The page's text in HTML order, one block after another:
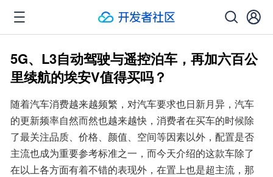
5G、L3自动驾驶与遥控泊车，再加六百公
里续航的埃安V值得买吗？
随着汽车消费越来越频繁，对汽车要求也日新月异，汽车
的更新频率自然而然也越来越快，消费者在买车的时候除
了最关注品质、价格、颜值、空间等因素以外，配置是否
主流也成为重要参考标准之一，而今天介绍的这款车除了
在以上各方面有着不错的表现外，在置上也是超主流，那